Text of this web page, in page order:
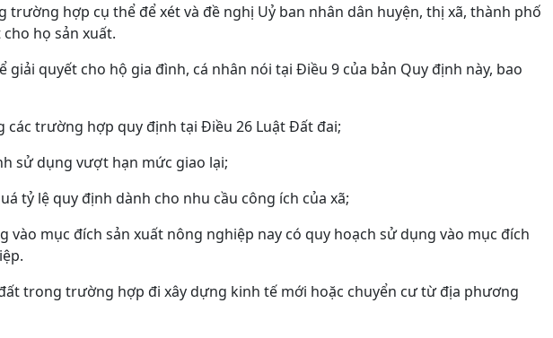
trường hợp cụ thể để xét và đề nghị Uỷ ban nhân dân huyện, thị xã, thành phố
họ sản xuất.
giải quyết cho hộ gia đình, cá nhân nói tại Điều 9 của bản Quy định này, bao
các trường hợp quy định tại Điều 26 Luật Đất đai;
sử dụng vượt hạn mức giao lại;
tỷ lệ quy định dành cho nhu cầu công ích của xã;
vào mục đích sản xuất nông nghiệp nay có quy hoạch sử dụng vào mục đích
trong trường hợp đi xây dựng kinh tế mới hoặc chuyển cư từ địa phương